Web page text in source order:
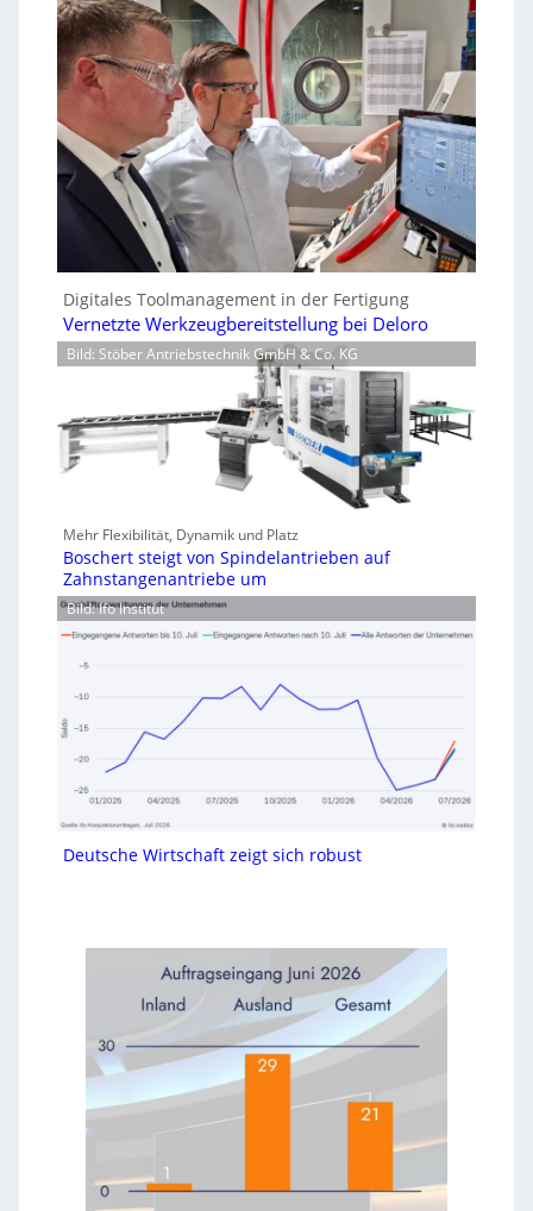
Digitales Toolmanagement in der Fertigung
Vernetzte Werkzeugbereitstellung bei Deloro
Bild: Stöber Antriebstechnik GmbH & Co. KG
Mehr Flexibilität, Dynamik und Platz
Boschert steigt von Spindelantrieben auf
Zahnstangenantriebe um
Bild: Ifo Institut
Deutsche Wirtschaft zeigt sich robust